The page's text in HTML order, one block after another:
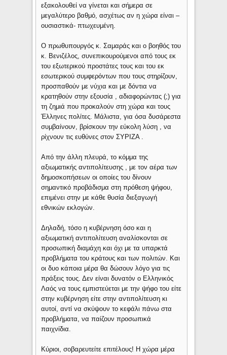
εξακολουθεί να γίνεται και σήμερα σε
μεγαλύτερο βαθμό, ασχέτως αν η χώρα είναι –
ουσιαστικά- πτωχευμένη.
Ο πρωθυπουργός κ. Σαμαράς και ο βοηθός του
κ. Βενιζέλος, συνεπικουρούμενοι από τους εκ
του εξωτερικού προστάτες τους και του εκ
εσωτερικού συμφερόντων που τους στηρίζουν,
προσπαθούν με νύχια και με δόντια να
κρατηθούν στην εξουσία , αδιαφορώντας (;) για
τη ζημιά που προκαλούν στη χώρα και τους
Έλληνες πολίτες. Μάλιστα, για όσα δυσάρεστα
συμβαίνουν, βρίσκουν την εύκολη λύση , να
ρίχνουν τις ευθύνες στον ΣΥΡΙΖΑ .
Από την άλλη πλευρά, το κόμμα της
αξιωματικής αντιπολίτευσης , με τον αέρα των
δημοσκοπήσεων οι οποίες του δίνουν
σημαντικό προβάδισμα στη πρόθεση ψήφου,
επιμένει στην με κάθε θυσία διεξαγωγή
εθνικών εκλογών.
Δηλαδή, τόσο η κυβέρνηση όσο και η
αξιωματική αντιπολίτευση αναλίσκονται σε
προσωπική διαμάχη και όχι με τα υπαρκτά
προβλήματα του κράτους και των πολιτών. Και
οι δυο κάποια μέρα θα δώσουν λόγο για τις
πράξεις τους. Δεν είναι δυνατόν ο Ελληνικός
Λαός να τους εμπιστεύεται με την ψήφο του είτε
στην κυβέρνηση είτε στην αντιπολίτευση κι
αυτοί, αντί να σκύψουν το κεφάλι πάνω στα
προβλήματα, να παίζουν προσωπικά
παιχνίδια.
Κύριοι, σοβαρευτείτε επιτέλους! Η χώρα μέρα